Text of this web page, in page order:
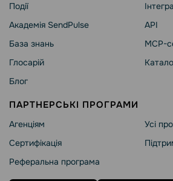
Події
Академія SendPulse
База знань
Глосарій
Блог
API
MCP-
ПАРТНЕРСЬКІ ПРОГРАМИ
Агенціям
Сертифікація
Реферальна програма
Усі